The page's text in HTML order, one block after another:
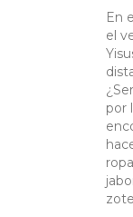
En
el
por